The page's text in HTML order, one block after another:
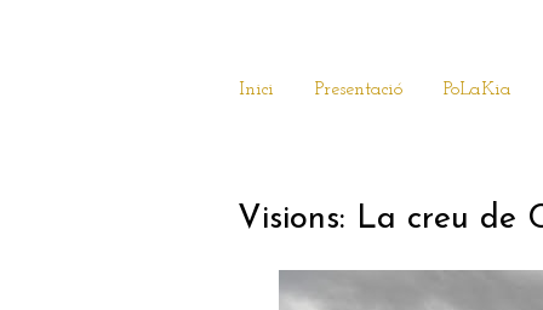
Inici Presentació PoLaKia
Visions: La creu de